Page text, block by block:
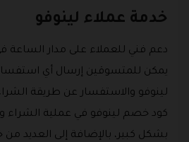
خدمة عملاء لينوفو
دعم فني للعملاء على مدار الساعة
يمكن للمتسوقين إرسال أي
لينوفو والاستفسار عن طريقة
كود خصم لينوفو في عملية الشراء
بشكل كبير، بالإضافة إلى العديد من